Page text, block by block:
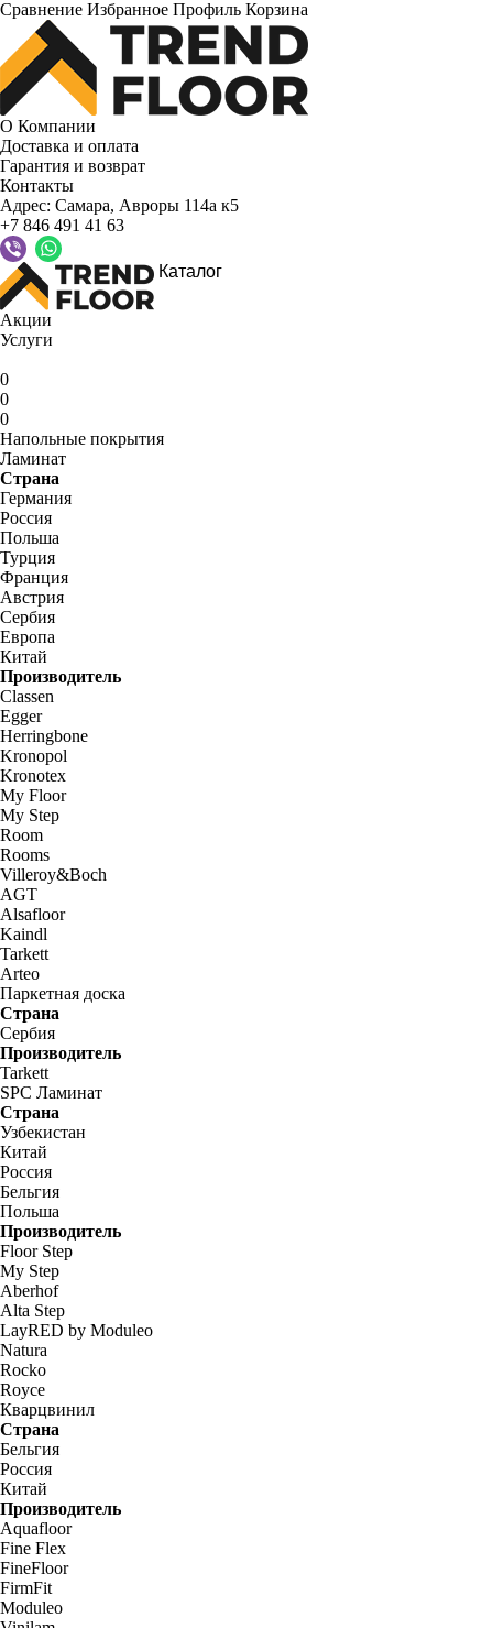
Сравнение Избранное Профиль Корзина
О Компании
Доставка и оплата
Гарантия и возврат
Контакты
Адрес: Самара, Авроры 114а к5
+7 846 491 41 63
Каталог
Акции
Услуги
0
0
0
Напольные покрытия
Ламинат
Страна
Германия
Россия
Польша
Турция
Франция
Австрия
Сербия
Европа
Китай
Производитель
Classen
Egger
Herringbone
Kronopol
Kronotex
My Floor
My Step
Room
Rooms
Villeroy&Boch
AGT
Alsafloor
Kaindl
Tarkett
Arteo
Паркетная доска
Страна
Сербия
Производитель
Tarkett
SPC Ламинат
Страна
Узбекистан
Китай
Россия
Бельгия
Польша
Производитель
Floor Step
My Step
Aberhof
Alta Step
LayRED by Moduleo
Natura
Rocko
Royce
Кварцвинил
Страна
Бельгия
Россия
Китай
Производитель
Aquafloor
Fine Flex
FineFloor
FirmFit
Moduleo